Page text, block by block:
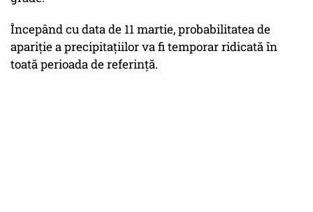
Începând cu data de 11 martie, probabilitatea de
apariție a precipitațiilor va fi temporar ridicată în
toată perioada de referință.